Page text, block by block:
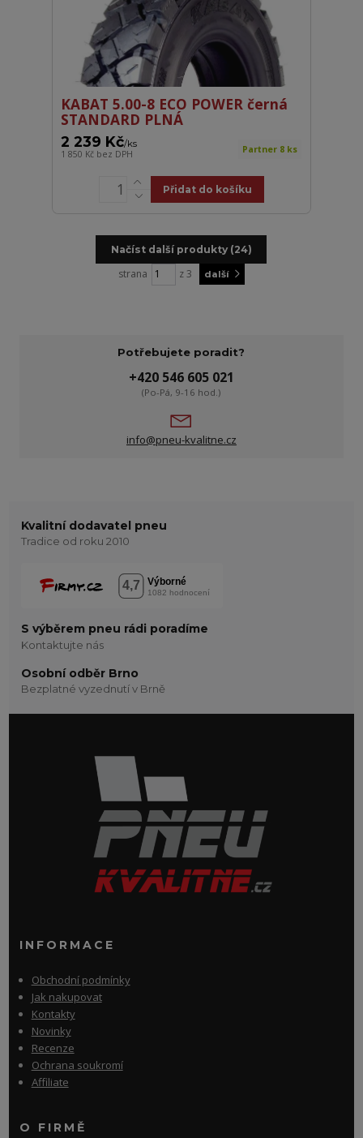
KABAT 5.00-8 ECO POWER černá
STANDARD PLNÁ
2 239 Kč/ks
1 850 Kč bez DPH Partner 8 ks
Přidat do košíku
Načíst další produkty (24)
strana z 3 další
Potřebujete poradit?
+420 546 605 021
(Po-Pá, 9-16 hod.)
info@pneu-kvalitne.cz
Kvalitní dodavatel pneu
Tradice od roku 2010
S výběrem pneu rádi poradíme
Kontaktujte nás
Osobní odběr Brno
Bezplatné vyzednutí v Brně
INFORMACE
Obchodní podmínky
Jak nakupovat
Kontakty
Novinky
Recenze
Ochrana soukromí
Affiliate
O FIRMĚ